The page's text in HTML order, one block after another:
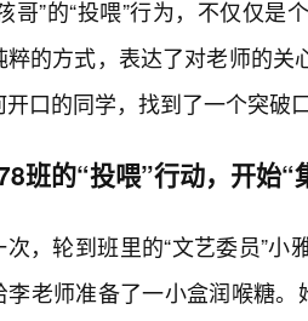
哥”的“投喂”行为，不仅仅
粹的方式，表达了对老师的
开口的同学，找到了一个突破
班的“投喂”行动，开始“
次，轮到班里的“文艺委员”
李老师准备了一小盒润喉糖